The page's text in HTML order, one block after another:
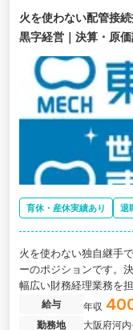
火を使わない配管接
黒字経営｜決算・原
育休・産休実績あり 退
火を使わない独自継手
ーのポジションです。
幅広い財務経理業務を
給与 年収
勤務地
大阪府河